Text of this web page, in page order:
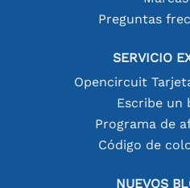
Preguntas
SERVICIO
Opencircuit
Escribe un
Programa de
Código de
NUEVOS